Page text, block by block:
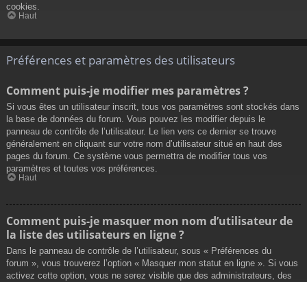
cookies.
Haut
Préférences et paramètres des utilisateurs
Comment puis-je modifier mes paramètres ?
Si vous êtes un utilisateur inscrit, tous vos paramètres sont stockés dans
la base de données du forum. Vous pouvez les modifier depuis le
panneau de contrôle de l’utilisateur. Le lien vers ce dernier se trouve
généralement en cliquant sur votre nom d’utilisateur situé en haut des
pages du forum. Ce système vous permettra de modifier tous vos
paramètres et toutes vos préférences.
Haut
Comment puis-je masquer mon nom d’utilisateur de
la liste des utilisateurs en ligne ?
Dans le panneau de contrôle de l’utilisateur, sous « Préférences du
forum », vous trouverez l’option « Masquer mon statut en ligne ». Si vous
activez cette option, vous ne serez visible que des administrateurs, des